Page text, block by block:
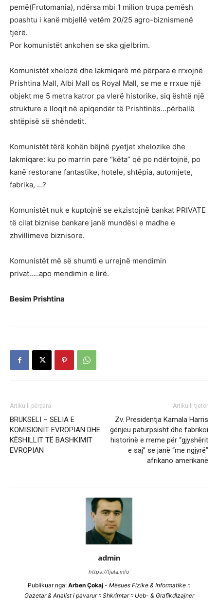
pemë(Frutomania), ndërsa mbi 1 milion trupa pemësh
poashtu i kanë mbjellë vetëm 20/25 agro-biznismenë
tjerë.
Por komunistët ankohen se ska gjelbrim.
Komunistët xhelozë dhe lakmiqarë më përpara e rrxojnë
Prishtina Mall, Albi Mall os Royal Mall, se me e rrxue një
objekt me 5 metra katror pa vlerë historike, siq është një
strukture e lloqit në epiqendër të Prishtinës…përballë
shtëpisë së shëndetit.
Komunistët tërë kohën bëjnë pyetjet xhelozike dhe
lakmiqare: ku po marrin pare “këta” që po ndërtojnë, po
kanë restorane fantastike, hotele, shtëpia, automjete,
fabrika, …?
Komunistët nuk e kuptojnë se ekzistojnë bankat PRIVATE
të cilat biznise bankare janë mundësi e madhe e
zhvillimeve biznisore.
Komunistët më së shumti e urrejnë mendimin
privat…..apo mendimin e lirë.
Besim Prishtina
Artikulli përpara
BRUKSELI – SELIA E
KOMISIONIT EVROPIAN DHE
KËSHILLIT TË BASHKIMIT
EVROPIAN
Artikulli tjetër
Zv. Presidentja Kamala Harris
gënjeu paturpsisht dhe fabrikoi
historinë e rreme për “gjyshërit
e saj” se janë “me ngjyrë”
afrikano amerikanë
admin
https://fjala.info
Publikuar nga: Arben Çokaj - Mësues Fizike & Informatike ::
Gazetar & Analist i pavarur :: Shkrimtar :: Ueb- & Grafikdizajner